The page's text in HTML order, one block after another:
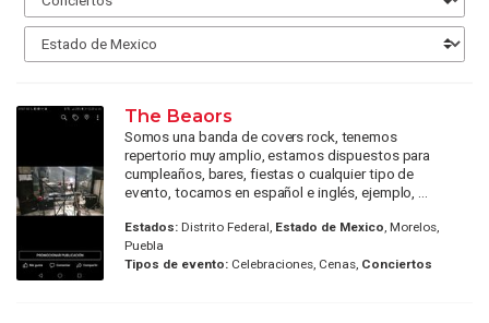
The Beaors
Somos una banda de covers rock, tenemos
repertorio muy amplio, estamos dispuestos para
cumpleaños, bares, fiestas o cualquier tipo de
evento, tocamos en español e inglés, ejemplo, ...
Estados:Distrito Federal, Estado de Mexico, Morelos,
Puebla
Tipos de evento:Celebraciones, Cenas, Conciertos